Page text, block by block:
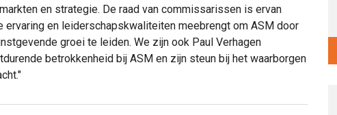
en strategie. De raad van commissarissen is ervan
ervaring en leiderschapskwaliteiten meebrengt om ASM door
groei te leiden. We zijn ook Paul Verhagen
betrokkenheid bij ASM en zijn steun bij het waarborgen